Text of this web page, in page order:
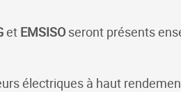
et EMSISO seront présents
électriques à haut